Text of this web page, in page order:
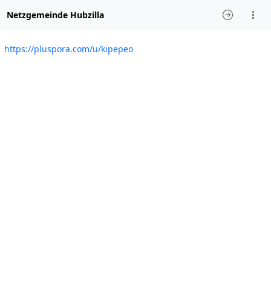
Netzgemeinde Hubzilla
https://pluspora.com/u/kipepeo